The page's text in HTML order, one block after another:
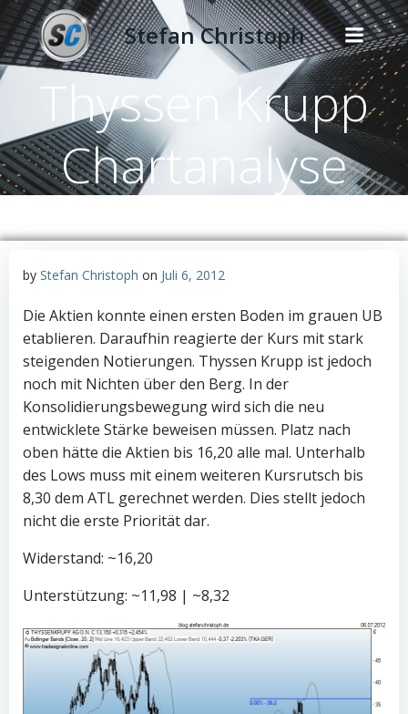
Zum
Inhalt
springen
Stefan Christoph
Thyssen Krupp
Chartanalyse
by Stefan Christoph on Juli 6, 2012
Die Aktien konnte einen ersten Boden im grauen UB
etablieren. Daraufhin reagierte der Kurs mit stark
steigenden Notierungen. Thyssen Krupp ist jedoch
noch mit Nichten über den Berg. In der
Konsolidierungsbewegung wird sich die neu
entwicklete Stärke beweisen müssen. Platz nach
oben hätte die Aktien bis 16,20 alle mal. Unterhalb
des Lows muss mit einem weiteren Kursrutsch bis
8,30 dem ATL gerechnet werden. Dies stellt jedoch
nicht die erste Priorität dar.
Widerstand: ~16,20
Unterstützung: ~11,98 | ~8,32